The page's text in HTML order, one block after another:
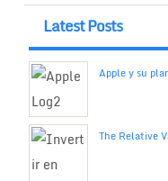
Latest Posts
Apple y su
The Relative